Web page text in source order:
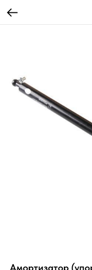
Амортизатор